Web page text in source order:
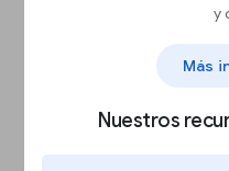
y
Más
Nuestros